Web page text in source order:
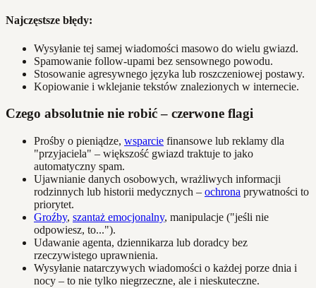
Najczęstsze błędy:
Wysyłanie tej samej wiadomości masowo do wielu gwiazd.
Spamowanie follow-upami bez sensownego powodu.
Stosowanie agresywnego języka lub roszczeniowej postawy.
Kopiowanie i wklejanie tekstów znalezionych w internecie.
Czego absolutnie nie robić – czerwone flagi
Prośby o pieniądze, wsparcie finansowe lub reklamy dla
"przyjaciela" – większość gwiazd traktuje to jako
automatyczny spam.
Ujawnianie danych osobowych, wrażliwych informacji
rodzinnych lub historii medycznych – ochrona prywatności to
priorytet.
Groźby, szantaż emocjonalny, manipulacje ("jeśli nie
odpowiesz, to...").
Udawanie agenta, dziennikarza lub doradcy bez
rzeczywistego uprawnienia.
Wysyłanie natarczywych wiadomości o każdej porze dnia i
nocy – to nie tylko niegrzeczne, ale i nieskuteczne.